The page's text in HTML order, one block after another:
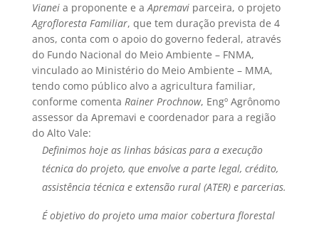
Vianeia proponente e aApremaviparceira, o projeto
Agrofloresta Familiar, que tem duração prevista de 4
anos, conta com o apoio do governo federal, através
do Fundo Nacional do Meio Ambiente – FNMA,
vinculado ao Ministério do Meio Ambiente – MMA,
tendo como público alvo a agricultura familiar,
conforme comenta Rainer Prochnow, Engº Agrônomo
assessor da Apremavi e coordenador para a região
do Alto Vale:
Definimos hoje as linhas básicas para a execução
técnica do projeto, que envolve a parte legal, crédito,
assistência técnica e extensão rural (ATER) e parcerias.
É objetivo do projeto uma maior cobertura florestal